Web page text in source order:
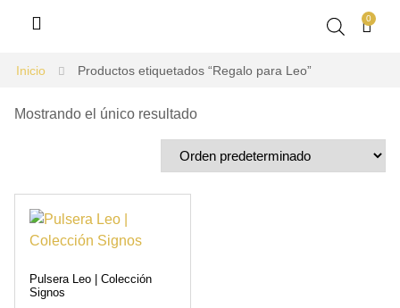
0
Inicio Productos etiquetados “Regalo para Leo”
Mostrando el único resultado
Pulsera Leo | Colección
Signos